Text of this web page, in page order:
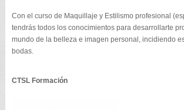
Con el curso de Maquillaje y Estilismo profesional
tendrás todos los conocimientos para desarrollarte
mundo de la belleza e imagen personal, incidiendo
bodas.
CTSL Formación